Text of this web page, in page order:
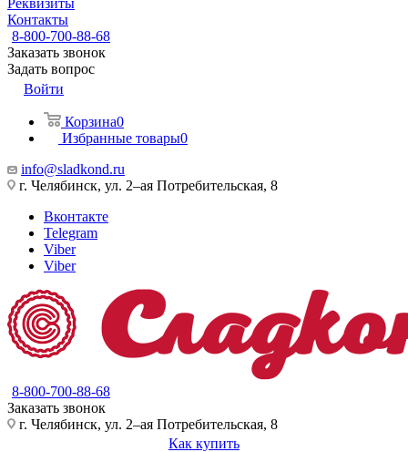
Реквизиты
Контакты
8-800-700-88-68
Заказать звонок
Задать вопрос
Войти
Корзина0
Избранные товары0
info@sladkond.ru
г. Челябинск, ул. 2–ая Потребительская, 8
Вконтакте
Telegram
Viber
Viber
8-800-700-88-68
Заказать звонок
г. Челябинск, ул. 2–ая Потребительская, 8
Как купить